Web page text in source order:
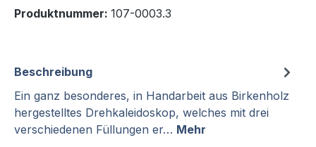
Produktnummer: 107-0003.3
Beschreibung
Ein ganz besonderes, in Handarbeit aus Birkenholz
hergestelltes Drehkaleidoskop, welches mit drei
verschiedenen Füllungen er… Mehr